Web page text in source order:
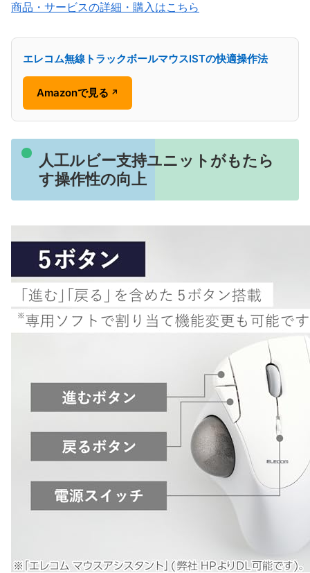
商品・サービスの詳細・購入はこちら
エレコム無線トラックボールマウスISTの快適操作法
Amazonで見る ↗
人工ルビー支持ユニットがもたら
す操作性の向上